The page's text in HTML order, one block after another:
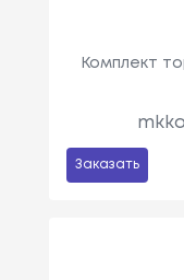
Комплект
Заказать